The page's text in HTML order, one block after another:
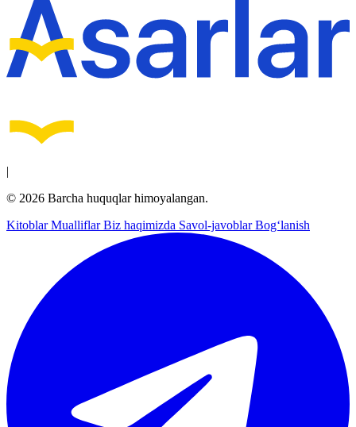
|
© 2026 Barcha huquqlar himoyalangan.
KitoblarMualliflarBiz haqimizda Savol-javoblarBog‘lanish